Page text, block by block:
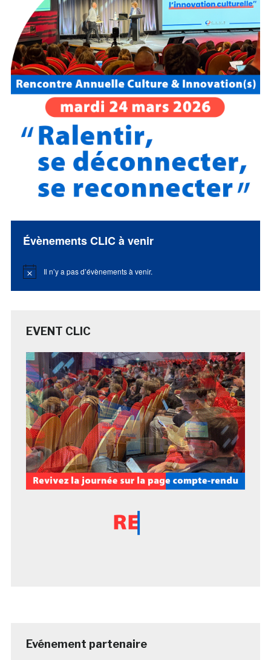
Évènements CLIC à venir
Notice Il n’y a pas d’évènements à venir.
EVENT CLIC
Evénement partenaire